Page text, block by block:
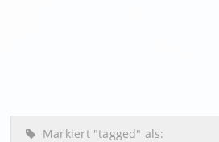
Markiert "tagged" als: